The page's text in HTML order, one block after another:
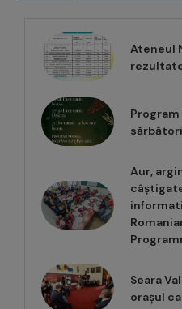
Ateneul
Program
sărbători
Aur,
Seara
orașul